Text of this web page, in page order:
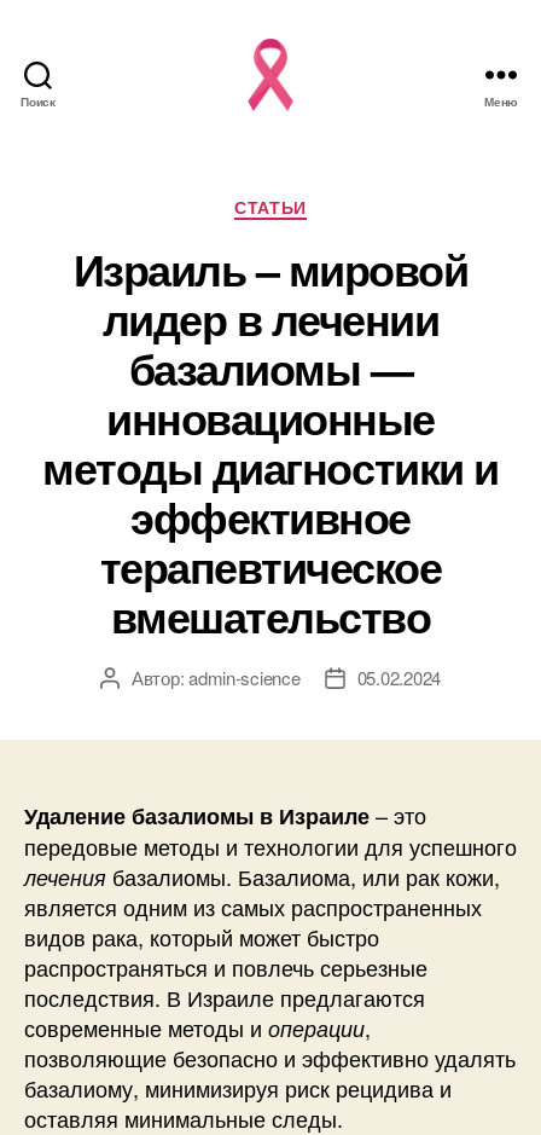
Поиск Меню
Рубрики
СТАТЬИ
Израиль – мировой
лидер в лечении
базалиомы —
инновационные
методы диагностики и
эффективное
терапевтическое
вмешательство
АвторАвтор:admin-science
Дата05.02.2024
Удаление базалиомы в Израиле– это
передовые методы и технологии для успешного
лечения базалиомы. Базалиома, или рак кожи,
является одним из самых распространенных
видов рака, который может быстро
распространяться и повлечь серьезные
последствия. В Израиле предлагаются
современные методы и операции,
позволяющие безопасно и эффективно удалять
базалиому, минимизируя риск рецидива и
оставляя минимальные следы.